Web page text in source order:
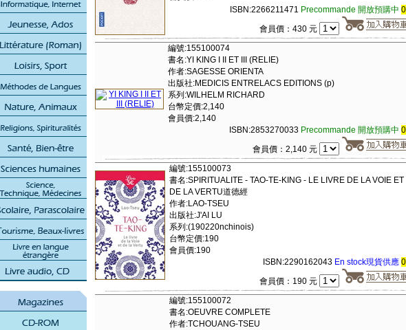
ISBN:2266211471 Precommande 開放預購中
會員價：430 元
編號:155100074
書名:YI KING I II ET III (RELIE)
作者:SAGESSE ORIENTA
出版社:MEDICIS ENTRELACS EDITIONS (p)
系列:WILHELM RICHARD
台幣定價:2,140
會員價:2,140
ISBN:2853270033 Precommande 開放預購中
會員價：2,140 元
編號:155100073
書名:SPIRITUALITE - TAO-TE-KING - LE LIVRE DE LA VOIE ET
DE LA VERTU道德經
作者:LAO-TSEU
出版社:J'AI LU
系列:(190220nchinois)
台幣定價:190
會員價:190
ISBN:2290162043 En stock現貨供應
會員價：190 元
編號:155100072
書名:OEUVRE COMPLETE
作者:TCHOUANG-TSEU